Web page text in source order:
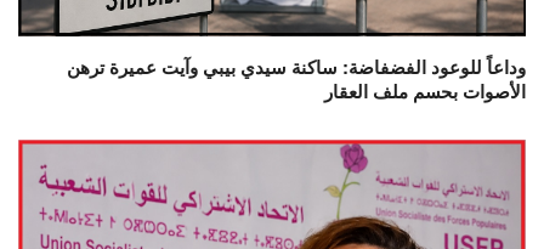
وداعاً للوعود الفضفاضة: ساكنة سيدي بيبي وآيت عميرة ترهن
الأصوات بحسم ملف العقار